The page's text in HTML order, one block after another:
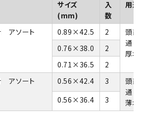
サイズ
(mm)
入
数
用途
アソート 0.89×42.5 2
頭
通り
厚地
0.76×38.0
2
0.71×36.5
2
アソート
0.56×42.4 3
頭
通り
薄地
0.56×36.4 3